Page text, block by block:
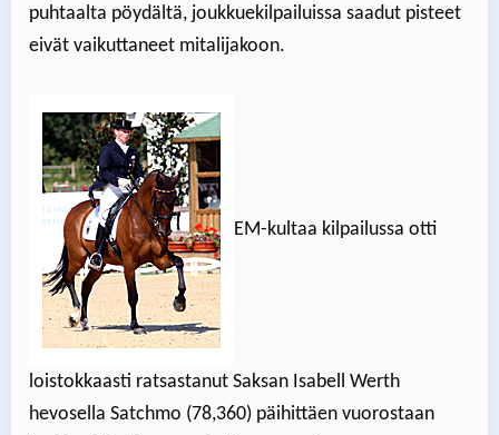
puhtaalta pöydältä, joukkuekilpailuissa saadut pisteet
eivät vaikuttaneet mitalijakoon.
EM-kultaa kilpailussa otti
loistokkaasti ratsastanut Saksan Isabell Werth
hevosella Satchmo (78,360) päihittäen vuorostaan